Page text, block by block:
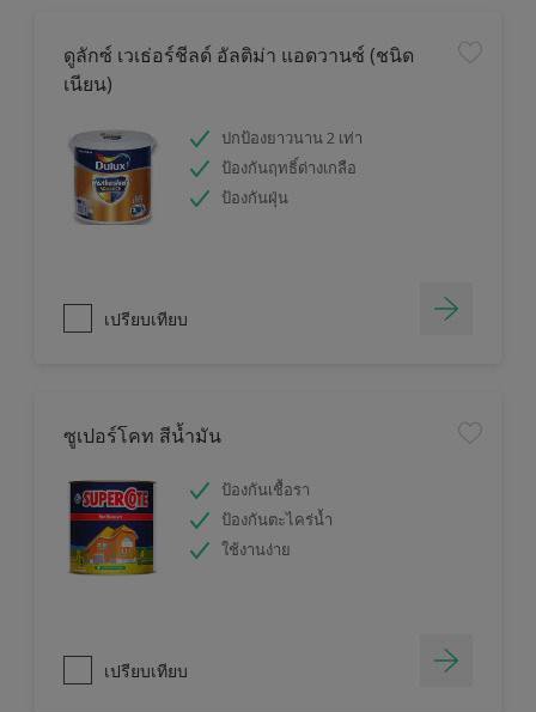
ดูลักซ์ เวเธ่อร์ชีลด์ อัลติม่า แอดวานซ์ (ชนิด
เนียน)
ปกป้องยาวนาน 2 เท่า
ป้องกันฤทธิ์ด่างเกลือ
ป้องกันฝุ่น
เปรียบเทียบ
ซูเปอร์โคท สีน้ำมัน
ป้องกันเชื้อรา
ป้องกันตะไคร่น้ำ
ใช้งานง่าย
เปรียบเทียบ